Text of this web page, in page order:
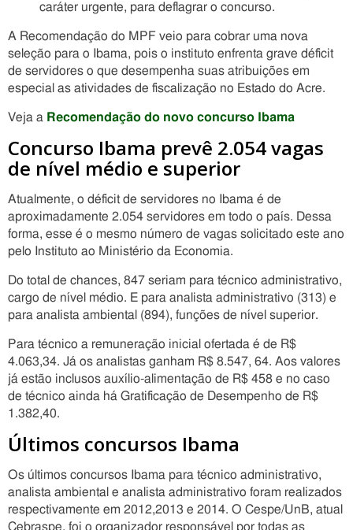
caráter urgente, para deflagrar o concurso.
A Recomendação do MPF veio para cobrar uma nova
seleção para o Ibama, pois o instituto enfrenta grave déficit
de servidores o que desempenha suas atribuições em
especial as atividades de fiscalização no Estado do Acre.
Veja a Recomendação do novo concurso Ibama
Concurso Ibama prevê 2.054 vagas
de nível médio e superior
Atualmente, o déficit de servidores no Ibama é de
aproximadamente 2.054 servidores em todo o país. Dessa
forma, esse é o mesmo número de vagas solicitado este ano
pelo Instituto ao Ministério da Economia.
Do total de chances, 847 seriam para técnico administrativo,
cargo de nível médio. E para analista administrativo (313) e
para analista ambiental (894), funções de nível superior.
Para técnico a remuneração inicial ofertada é de R$
4.063,34. Já os analistas ganham R$ 8.547, 64. Aos valores
já estão inclusos auxílio-alimentação de R$ 458 e no caso
de técnico ainda há Gratificação de Desempenho de R$
1.382,40.
Últimos concursos Ibama
Os últimos concursos Ibama para técnico administrativo,
analista ambiental e analista administrativo foram realizados
respectivamente em 2012,2013 e 2014. O Cespe/UnB, atual
Cebraspe, foi o organizador responsável por todas as